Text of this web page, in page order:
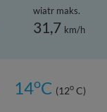
wiatr maks.
31,7 km/h
14oC (12o C)